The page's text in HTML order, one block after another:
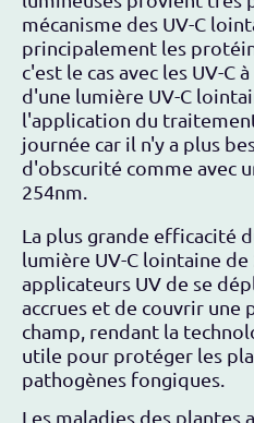
mécanisme des UV-C
principalement les
c'est le cas avec les UV-C
d'une lumière UV-C
l'application du
journée car il n'y a plus
d'obscurité comme avec
254nm.
La plus grande efficacité
lumière UV-C lointaine
applicateurs UV de se
accrues et de couvrir une
champ, rendant la
utile pour protéger les
pathogènes fongiques.
Les maladies des plantes